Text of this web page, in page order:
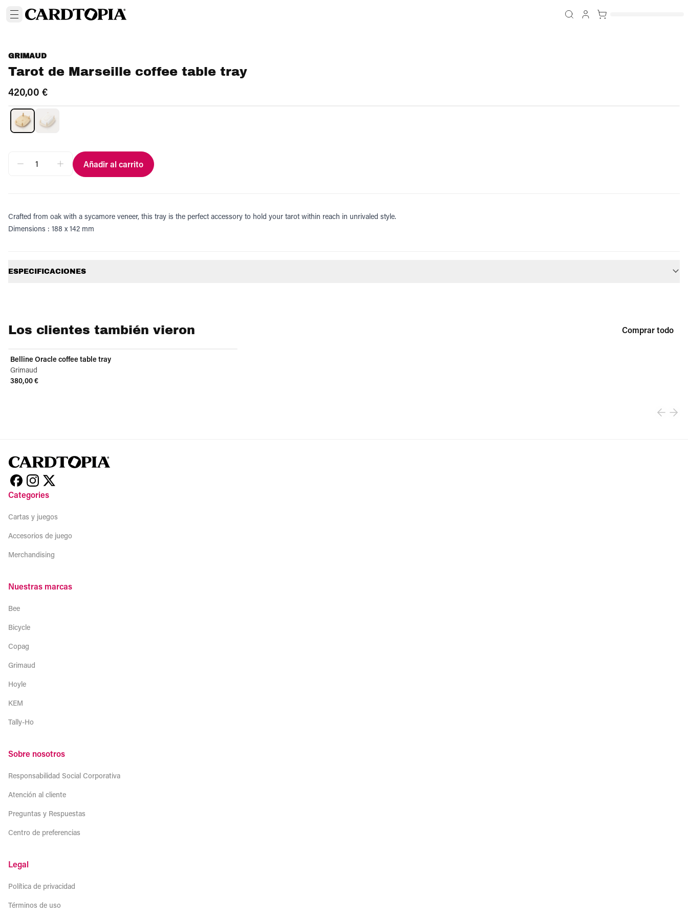
GRIMAUD
Tarot de Marseille coffee table tray
420,00 €
Añadir al carrito
Crafted from oak with a sycamore veneer, this tray is the perfect accessory to hold your tarot within reach in unrivaled style.
Dimensions : 188 x 142 mm
ESPECIFICACIONES
Los clientes también vieron Comprar todo
Belline Oracle coffee table tray
Grimaud
380,00 €
Categories
Cartas y juegos
Accesorios de juego
Merchandising
Nuestras marcas
Bee
Bicycle
Copag
Grimaud
Hoyle
KEM
Tally-Ho
Sobre nosotros
Responsabilidad Social Corporativa
Atención al cliente
Preguntas y Respuestas
Centro de preferencias
Legal
Política de privacidad
Términos de uso